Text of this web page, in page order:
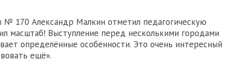
170 Александр Малкин отметил педагогическую
масштаб! Выступление перед несколькими городами
определённые особенности. Это очень интересный
ещё».